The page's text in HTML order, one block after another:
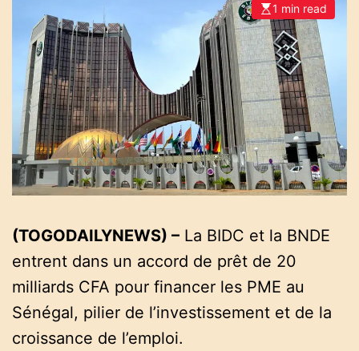
E
s
t
i
m
a
t
e
d
r
e
a
d
i
m
e
1 min read
(TOGODAILYNEWS) – La BIDC et la BNDE
entrent dans un accord de prêt de 20
milliards CFA pour financer les PME au
Sénégal, pilier de l’investissement et de la
croissance de l’emploi.